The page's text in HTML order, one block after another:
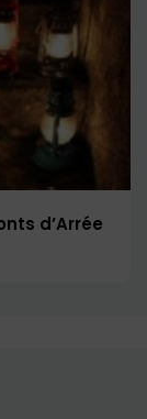
d’Arrée